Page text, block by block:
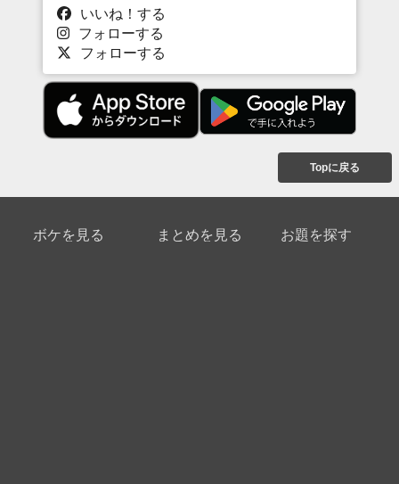
いいね！する
フォローする
フォローする
Topに戻る
ボケを見る まとめを見る お題を探す